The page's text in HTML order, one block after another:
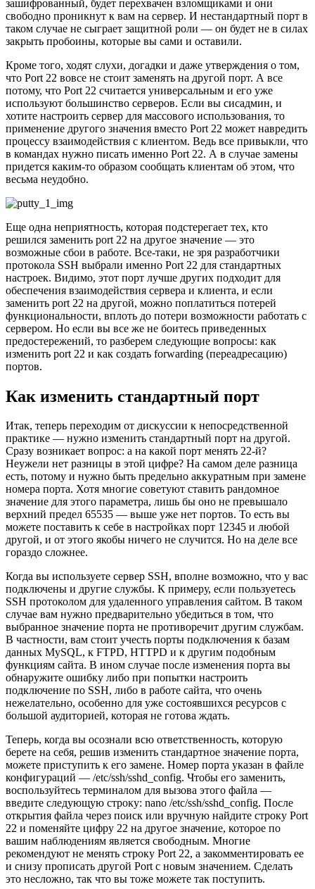
зашифрованный, будет перехвачен взломщиками и они
свободно проникнут к вам на сервер. И нестандартный порт в
таком случае не сыграет защитной роли — он будет не в силах
закрыть пробоины, которые вы сами и оставили.
Кроме того, ходят слухи, догадки и даже утверждения о том,
что Port 22 вовсе не стоит заменять на другой порт. А все
потому, что Port 22 считается универсальным и его уже
используют большинство серверов. Если вы сисадмин, и
хотите настроить сервер для массового использования, то
применение другого значения вместо Port 22 может навредить
процессу взаимодействия с клиентом. Ведь все привыкли, что
в командах нужно писать именно Port 22. А в случае замены
придется каким-то образом сообщать клиентам об этом, что
весьма неудобно.
Еще одна неприятность, которая подстерегает тех, кто
решился заменить port 22 на другое значение — это
возможные сбои в работе. Все-таки, не зря разработчики
протокола SSH выбрали именно Port 22 для стандартных
настроек. Видимо, этот порт лучше других подходит для
обеспечения взаимодействия сервера и клиента, и если
заменить port 22 на другой, можно поплатиться потерей
функциональности, вплоть до потери возможности работать с
сервером. Но если вы все же не боитесь приведенных
предостережений, то разберем следующие вопросы: как
изменить port 22 и как создать forwarding (переадресацию)
портов.
Как изменить стандартный порт
Итак, теперь переходим от дискуссии к непосредственной
практике — нужно изменить стандартный порт на другой.
Сразу возникает вопрос: а на какой порт менять 22-й?
Неужели нет разницы в этой цифре? На самом деле разница
есть, потому и нужно быть предельно аккуратным при замене
номера порта. Хотя многие советуют ставить рандомное
значение для этого параметра, лишь бы оно не превышало
верхний предел 65535 — выше уже нет портов. То есть вы
можете поставить к себе в настройках порт 12345 и любой
другой, и от этого якобы ничего не случится. Но на деле все
гораздо сложнее.
Когда вы используете сервер SSH, вполне возможно, что у вас
подключены и другие службы. К примеру, если пользуетесь
SSH протоколом для удаленного управления сайтом. В таком
случае вам нужно предварительно убедиться в том, что
выбранное значение порта не противоречит другим службам.
В частности, вам стоит учесть порты подключения к базам
данных MySQL, к FTPD, HTTPD и к другим подобным
функциям сайта. В ином случае после изменения порта вы
обнаружите ошибку либо при попытки настроить
подключение по SSH, либо в работе сайта, что очень
нежелательно, особенно для уже состоявшихся ресурсов с
большой аудиторией, которая не готова ждать.
Теперь, когда вы осознали всю ответственность, которую
берете на себя, решив изменить стандартное значение порта,
можете приступить к его замене. Номер порта указан в файле
конфигураций — /etc/ssh/sshd_config. Чтобы его заменить,
воспользуйтесь терминалом для вызова этого файла —
введите следующую строку: nano /etc/ssh/sshd_config. После
открытия файла через поиск или вручную найдите строку Port
22 и поменяйте цифру 22 на другое значение, которое по
вашим наблюдениям является свободным. Многие
рекомендуют не менять строку Port 22, а закомментировать ее
и снизу прописать другой Port с новым значением. Сделать
это несложно, так что вы тоже можете так поступить.